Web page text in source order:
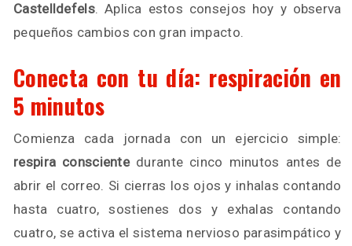
Castelldefels. Aplica estos consejos hoy y observa
pequeños cambios con gran impacto.
Conecta con tu día: respiración en
5 minutos
Comienza cada jornada con un ejercicio simple:
respira conscientedurante cinco minutos antes de
abrir el correo. Si cierras los ojos y inhalas contando
hasta cuatro, sostienes dos y exhalas contando
cuatro, se activa el sistema nervioso parasimpático y